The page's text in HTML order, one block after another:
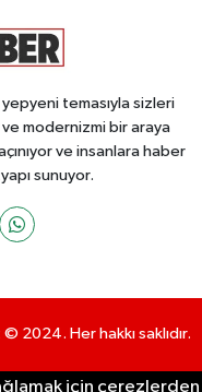
temasıyla sizleri
modernizmi bir araya
ve insanlara haber
sunuyor.
2024. Her hakkı saklıdır.
için